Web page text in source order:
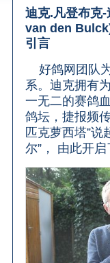
迪克.凡登布克
van den
引言
好鸽网团队
系。迪克拥有
一无二的赛鸽
鸽坛，捷报频
匹克萝西塔”说
尔”， 由此开